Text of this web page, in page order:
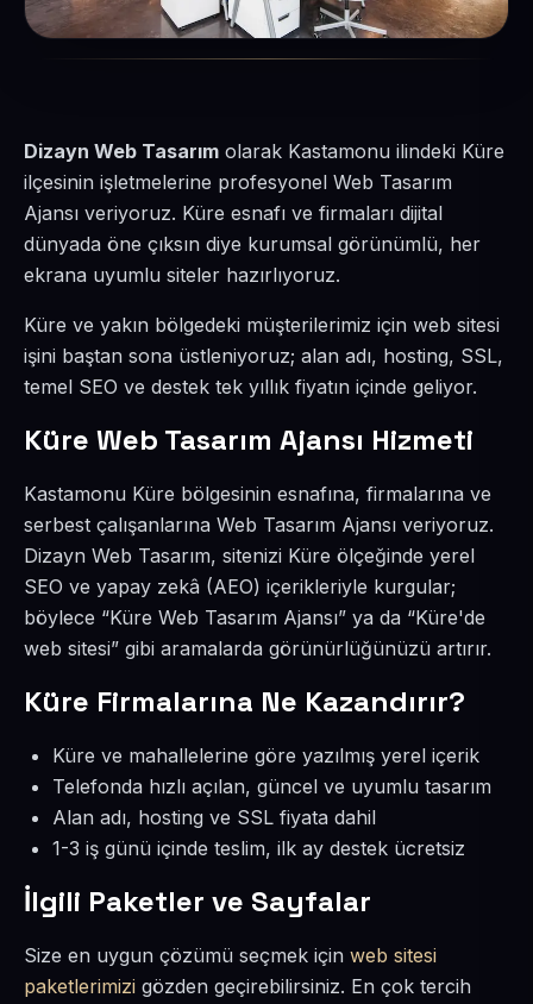
Dizayn Web Tasarım olarak Kastamonu ilindeki Küre
ilçesinin işletmelerine profesyonel Web Tasarım
Ajansı veriyoruz. Küre esnafı ve firmaları dijital
dünyada öne çıksın diye kurumsal görünümlü, her
ekrana uyumlu siteler hazırlıyoruz.
Küre ve yakın bölgedeki müşterilerimiz için web sitesi
işini baştan sona üstleniyoruz; alan adı, hosting, SSL,
temel SEO ve destek tek yıllık fiyatın içinde geliyor.
Küre Web Tasarım Ajansı Hizmeti
Kastamonu Küre bölgesinin esnafına, firmalarına ve
serbest çalışanlarına Web Tasarım Ajansı veriyoruz.
Dizayn Web Tasarım, sitenizi Küre ölçeğinde yerel
SEO ve yapay zekâ (AEO) içerikleriyle kurgular;
böylece “Küre Web Tasarım Ajansı” ya da “Küre'de
web sitesi” gibi aramalarda görünürlüğünüzü artırır.
Küre Firmalarına Ne Kazandırır?
Küre ve mahallelerine göre yazılmış yerel içerik
Telefonda hızlı açılan, güncel ve uyumlu tasarım
Alan adı, hosting ve SSL fiyata dahil
1-3 iş günü içinde teslim, ilk ay destek ücretsiz
İlgili Paketler ve Sayfalar
Size en uygun çözümü seçmek için web sitesi
paketlerimizi gözden geçirebilirsiniz. En çok tercih